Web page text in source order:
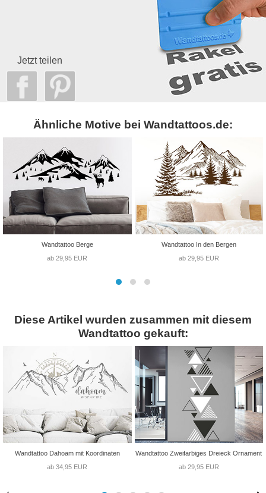
Jetzt teilen
Ähnliche Motive bei Wandtattoos.de:
Wandtattoo Berge
ab 29,95 EUR
Wandtattoo In den Bergen
ab 29,95 EUR
Diese Artikel wurden zusammen mit diesem
Wandtattoo gekauft:
Wandtattoo Dahoam mit Koordinaten
ab 34,95 EUR
Wandtattoo Zweifarbiges Dreieck Ornament
ab 29,95 EUR